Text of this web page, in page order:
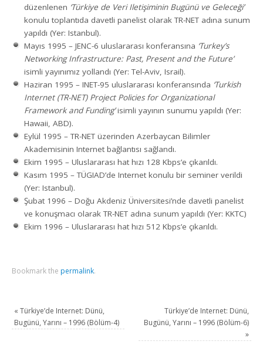
düzenlenen ‘Türkiye de Veri Iletişiminin Bugünü ve Geleceği’
konulu toplantıda davetli panelist olarak TR-NET adına sunum
yapıldı (Yer: Istanbul).
Mayıs 1995 – JENC-6 uluslararası konferansına ‘Turkey’s
Networking Infrastructure: Past, Present and the Future’
isimli yayınımız yollandı (Yer: Tel-Aviv, Israil).
Haziran 1995 – INET-95 uluslararası konferansında ‘Turkish
Internet (TR-NET) Project Policies for Organizational
Framework and Funding’isimli yayının sunumu yapıldı (Yer:
Hawaii, ABD).
Eylül 1995 – TR-NET üzerinden Azerbaycan Bilimler
Akademisinin Internet bağlantısı sağlandı.
Ekim 1995 – Uluslararası hat hızı 128 Kbps’e çıkarıldı.
Kasım 1995 – TÜGIAD’de Internet konulu bir seminer verildi
(Yer: Istanbul).
Şubat 1996 – Doğu Akdeniz Üniversitesi’nde davetli panelist
ve konuşmacı olarak TR-NET adına sunum yapıldı (Yer: KKTC)
Ekim 1996 – Uluslararası hat hızı 512 Kbps’e çıkarıldı.
Bookmark the permalink.
« Türkiye’de Internet: Dünü,
Bugünü, Yarını – 1996 (Bölüm-4)
Türkiye’de Internet: Dünü,
Bugünü, Yarını – 1996 (Bölüm-6)
»